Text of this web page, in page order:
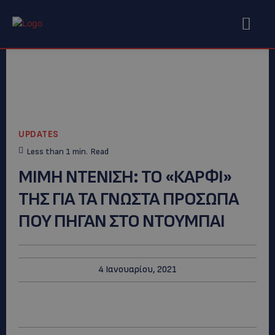
UPDATES
Less than 1 min. Read
ΜΙΜΗ ΝΤΕΝΙΣΗ: ΤΟ «ΚΑΡΦΙ»
ΤΗΣ ΓΙΑ ΤΑ ΓΝΩΣΤΑ ΠΡΟΣΩΠΑ
ΠΟΥ ΠΗΓΑΝ ΣΤΟ ΝΤΟΥΜΠΑΙ
4 Ιανουαρίου, 2021